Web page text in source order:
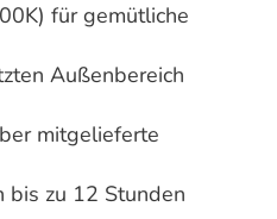
für gemütliche
Außenbereich
mitgelieferte
bis zu 12 Stunden